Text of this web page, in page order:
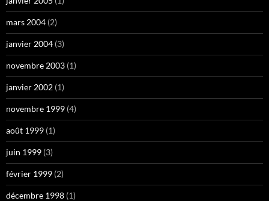
mars 2004 (2)
janvier 2004 (3)
novembre 2003 (1)
janvier 2002 (1)
novembre 1999 (4)
août 1999 (1)
juin 1999 (3)
février 1999 (2)
décembre 1998 (1)